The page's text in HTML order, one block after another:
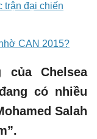
trận đại chiến
CAN 2015?
của Chelsea
có nhiều
Salah